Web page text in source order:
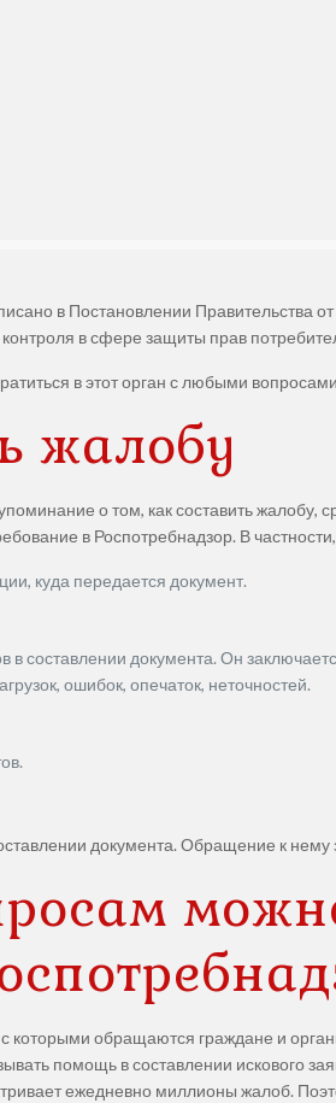
в Постановлении Правительства
в сфере защиты прав
в этот орган с любыми
жалобу
упоминание о том, как составить
в Роспотребнадзор. В
куда передается документ.
в составлении документа. Он
ошибок, опечаток, неточностей.
документа. Обращение к
обращаются граждане и
помощь в составлении искового
ежедневно миллионы жалоб.